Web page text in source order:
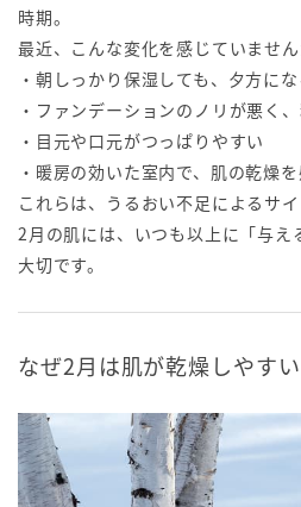
時期。
最近、こんな変化を感じていません
・朝しっかり保湿しても、夕方に
・ファンデーションのノリが悪く
・目元や口元がつっぱりやすい
・暖房の効いた室内で、肌の乾燥
これらは、うるおい不足によるサイ
2月の肌には、いつも以上に「与え
大切です。
なぜ2月は肌が乾燥しやす